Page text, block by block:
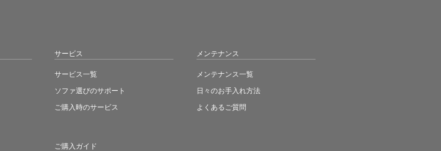
サービス
サービス一覧
ソファ選びのサポート
ご購入時のサービス
ご購入ガイド
メンテナンス
メンテナンス一覧
日々のお手入れ方法
よくあるご質問